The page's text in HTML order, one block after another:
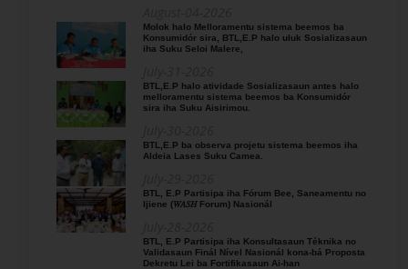
Molok halo Melloramentu sistema beemos ba
Konsumidór sira, BTL,E.P halo uluk Sosializasaun
iha Suku Seloi Malere,
BTL,E.P halo atividade Sosializasaun antes halo
melloramentu sistema beemos ba Konsumidór
sira iha Suku Aisirimou.
BTL,E.P ba observa projetu sistema beemos iha
Aldeia Lases Suku Camea.
BTL, E.P Partisipa iha Fórum Bee, Saneamentu no
Ijiene (𝑊𝐴𝑆𝐻 Forum) Nasionál
BTL, E.P Partisipa iha Konsultasaun Téknika no
Validasaun Finál Nível Nasionál kona-bá Proposta
Dekretu Lei ba Fortifikasaun Ai-han